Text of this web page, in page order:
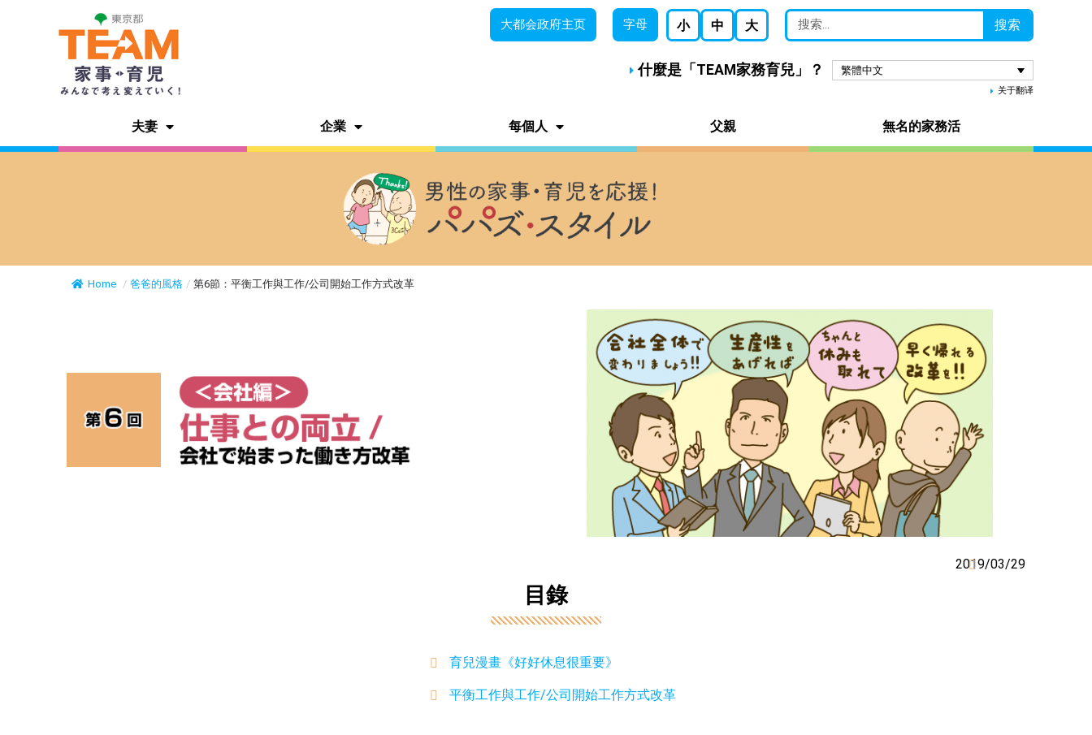
大都会政府主页 字母 小 中 大 搜索
什麼是「TEAM家務育兒」？ 繁體中文
关于翻译
夫妻 企業 每個人 父親 無名的家務活
Home / 爸爸的風格 / 第6節：平衡工作與工作/公司開始工作方式改革
2019/03/29
目錄
育兒漫畫《好好休息很重要》
平衡工作與工作/公司開始工作方式改革